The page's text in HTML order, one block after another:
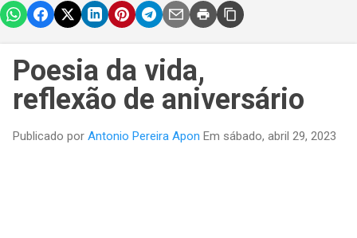
Poesia da vida,
reflexão de aniversário
Publicado por Antonio Pereira Apon Em sábado, abril 29, 2023